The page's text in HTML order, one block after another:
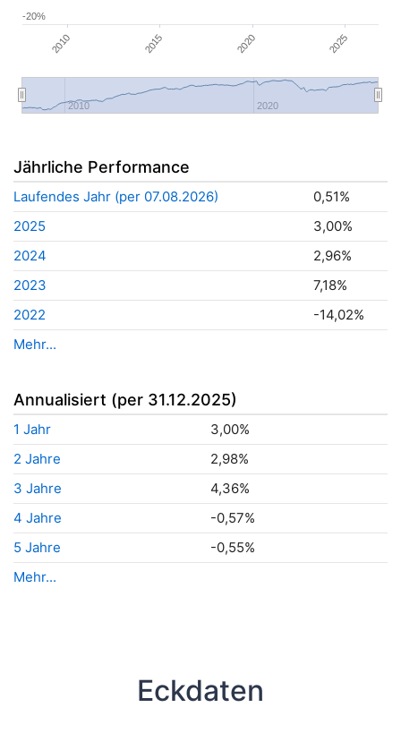
2010 2015 2020 2025
2010 2020
-20%
Jährliche Performance
Laufendes Jahr (per 07.08.2026)
0,51%
2025
3,00%
2024
2,96%
2023
7,18%
2022
-14,02%
Mehr...
Annualisiert (per 31.12.2025)
1 Jahr
3,00%
2 Jahre
2,98%
3 Jahre
4,36%
4 Jahre
-0,57%
5 Jahre
-0,55%
Mehr...
Eckdaten